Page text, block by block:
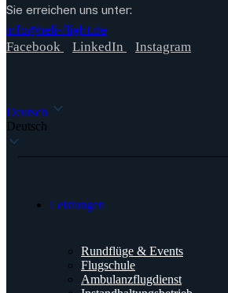
Sie erreichen uns unter:
info@heli-flight.de
Facebook LinkedIn Instagram
Deutsch
Deutsch
Leistungen
Rundflüge & Events
Flugschule
Ambulanzflugdienst